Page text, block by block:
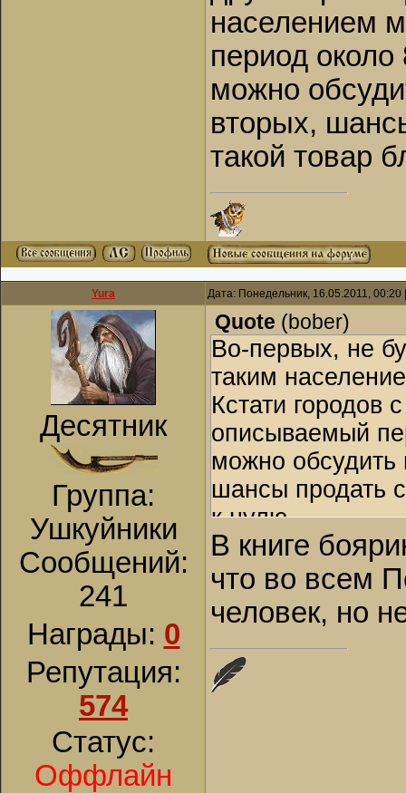
населением
период
можно
вторых,
такой товар
Yura Дата: Понедельник, 16.05.2011,
Десятник
Группа:
Ушкуйники
Сообщений:
241
Награды: 0
Репутация:
574
Статус:
Оффлайн
Quote (bober)
Во-первых, не
таким
Кстати городов
описываемый
можно
шансы продать
к нулю.
В книге
что во всем
человек, но